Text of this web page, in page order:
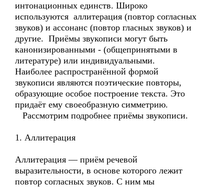
интонационных единств. Широко
используются аллитерация (повтор согласных
звуков) и ассонанс (повтор гласных звуков) и
другие. Приёмы звукописи могут быть
канонизированными - (общепринятыми в
литературе) или индивидуальными.
Наиболее распространённой формой
звукописи являются поэтические повторы,
образующие особое построение текста. Это
придаёт ему своеобразную симметрию.
Рассмотрим подробнее приёмы звукописи.
1. Аллитерация
Аллитерация — приём речевой
выразительности, в основе которого лежит
повтор согласных звуков. С ним мы